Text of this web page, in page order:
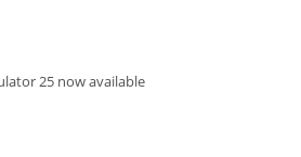
25 now available